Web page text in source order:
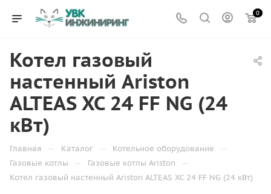
0
Котел газовый
настенный Ariston
ALTEAS XC 24 FF NG (24
кВт)
Главная — Каталог — Котельное оборудование —
Газовые котлы — Газовые котлы Ariston —
Котел газовый настенный Ariston ALTEAS XC 24 FF NG (24 кВт)